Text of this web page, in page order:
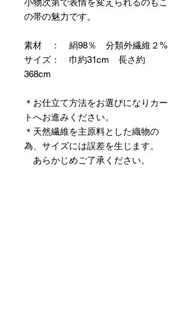
の帯の魅力です。
素材 ： 絹98％ 分類外繊維２%
サイズ： 巾約31cm 長さ約
368cm
＊お仕立て方法をお選びになりカー
トへお進みください。
＊天然繊維を主原料とした織物の
為、サイズには誤差を生じます。
あらかじめご了承ください。